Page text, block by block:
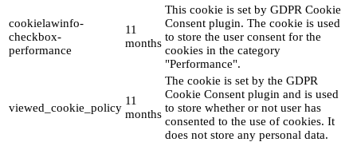
cookielawinfo-
checkbox-
performance
11
months
This cookie is set by GDPR Cookie
Consent plugin. The cookie is used
to store the user consent for the
cookies in the category
"Performance".
viewed_cookie_policy
11
months
The cookie is set by the GDPR
Cookie Consent plugin and is used
to store whether or not user has
consented to the use of cookies. It
does not store any personal data.